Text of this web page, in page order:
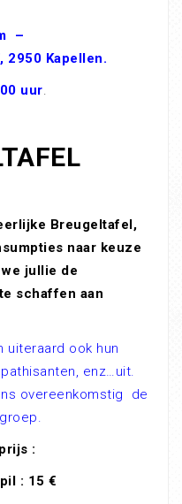
–
2950 Kapellen.
uur.
Breugeltafel,
naar keuze
jullie de
schaffen aan
uiteraard ook hun
enz…uit.
overeenkomstig de
:
: 15 €